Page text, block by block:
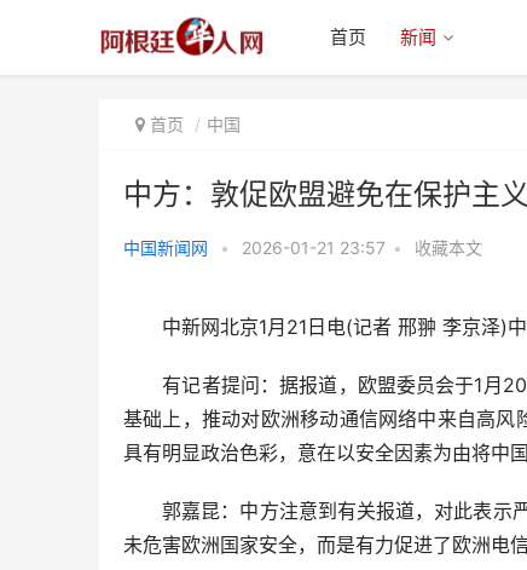
首页 新闻
首页 中国
中方：敦促欧盟避免在保护主
中国新闻网 • 2026-01-21 23:57 • 收藏本文
中新网北京1月21日电(记者 邢翀 李京泽)中
有记者提问：据报道，欧盟委员会于1月20
基础上，推动对欧洲移动通信网络中来自高风
具有明显政治色彩，意在以安全因素为由将中
郭嘉昆：中方注意到有关报道，对此表示
未危害欧洲国家安全，而是有力促进了欧洲电
误道路上越走越远